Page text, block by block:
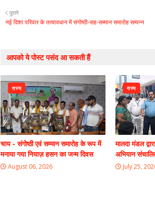
पुराने
नई दिशा परिवार के तत्वावधान में संगोष्ठी-सह-सम्मान समारोह सम्पन्न
आपको ये पोस्ट पसंद आ सकती हैं
राज्य
चाय - संगोष्ठी एवं सम्मान समारोह के रूप में
मनाया गया नियाज़ हसन का जन्म दिवस
August 06, 2026
राज्य
मालदा मंडल
अभियान
July 25,